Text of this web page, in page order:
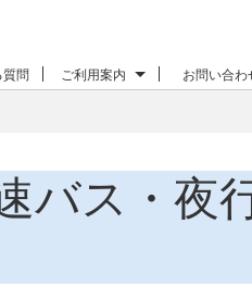
質問 ご利用案内 お問い合わ
バス・夜